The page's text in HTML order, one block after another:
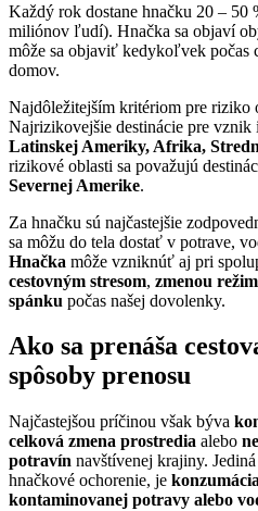
Každý rok dostane hnačku 20 – 50
miliónov ľudí). Hnačka sa objaví
môže sa objaviť kedykoľvek počas
domov.
Najdôležitejším kritériom pre riziko
Najrizikovejšie destinácie pre
Latinskej Ameriky, Afrika,
rizikové oblasti sa považujú
Severnej Amerike.
Za hnačku sú najčastejšie
sa môžu do tela dostať v potrave,
Hnačka môže vzniknúť aj pri
cestovným stresom, zmenou
spánku počas našej dovolenky.
Ako sa prenáša
spôsoby prenosu
Najčastejšou príčinou však býva
celková zmena prostredia alebo
potravín navštívenej krajiny.
hnačkové ochorenie, je
kontaminovanej potravy alebo